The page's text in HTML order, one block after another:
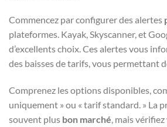
Commencez par configurer des alertes
plateformes. Kayak, Skyscanner, et
d’excellents choix. Ces alertes vous
des baisses de tarifs, vous permettant
Comprenez les options disponibles,
uniquement » ou « tarif standard. » La
souvent plus bon marché, mais